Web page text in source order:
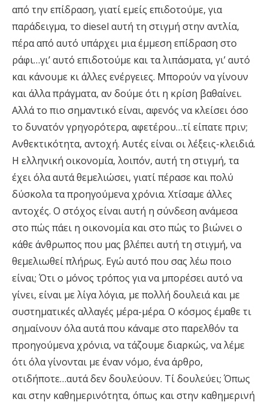
από την επίδραση, γιατί εμείς επιδοτούμε, για
παράδειγμα, το diesel αυτή τη στιγμή στην αντλία,
πέρα από αυτό υπάρχει μια έμμεση επίδραση στο
ράφι…γι’ αυτό επιδοτούμε και τα λιπάσματα, γι’ αυτό
και κάνουμε κι άλλες ενέργειες. Μπορούν να γίνουν
και άλλα πράγματα, αν δούμε ότι η κρίση βαθαίνει.
Αλλά το πιο σημαντικό είναι, αφενός να κλείσει όσο
το δυνατόν γρηγορότερα, αφετέρου…τί είπατε πριν;
Ανθεκτικότητα, αντοχή. Αυτές είναι οι λέξεις-κλειδιά.
Η ελληνική οικονομία, λοιπόν, αυτή τη στιγμή, τα
έχει όλα αυτά θεμελιώσει, γιατί πέρασε και πολύ
δύσκολα τα προηγούμενα χρόνια. Χτίσαμε άλλες
αντοχές. Ο στόχος είναι αυτή η σύνδεση ανάμεσα
στο πώς πάει η οικονομία και στο πώς το βιώνει ο
κάθε άνθρωπος που μας βλέπει αυτή τη στιγμή, να
θεμελιωθεί πλήρως. Εγώ αυτό που σας λέω ποιο
είναι; Ότι ο μόνος τρόπος για να μπορέσει αυτό να
γίνει, είναι με λίγα λόγια, με πολλή δουλειά και με
συστηματικές αλλαγές μέρα-μέρα. Ο κόσμος έμαθε τι
σημαίνουν όλα αυτά που κάναμε στο παρελθόν τα
προηγούμενα χρόνια, να τάζουμε διαρκώς, να λέμε
ότι όλα γίνονται με έναν νόμο, ένα άρθρο,
οτιδήποτε…αυτά δεν δουλεύουν. Τί δουλεύει; Όπως
και στην καθημερινότητα, όπως και στην καθημερινή